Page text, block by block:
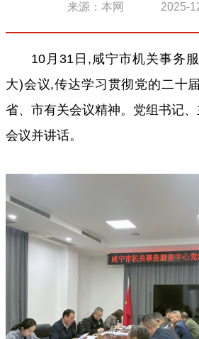
来源：本网 2025-12-
10月31日,咸宁市机关事务
大)会议,传达学习贯彻党的二十
省、市有关会议精神。党组书记
会议并讲话。